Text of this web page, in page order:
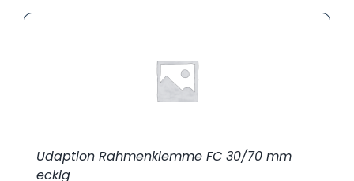
Udaption Rahmenklemme FC 30/70 mm
eckig